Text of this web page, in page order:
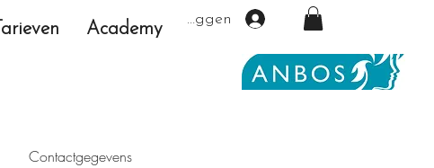
Tarieven Academy
Inloggen
Contactgegevens